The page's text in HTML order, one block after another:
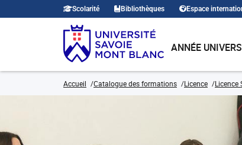
Scolarité Bibliothèques Espace
ANNÉE
Accueil Catalogue des formations Licence Licence